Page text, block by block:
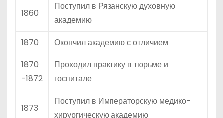
1860
Поступил в Рязанскую духовную
академию
1870
Окончил академию с отличием
1870
-1872
Проходил практику в тюрьме и
госпитале
1873
Поступил в Императорскую медико-
хирургическую академию